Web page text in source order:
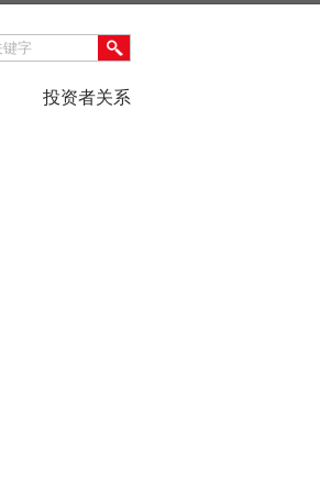
投资者关系